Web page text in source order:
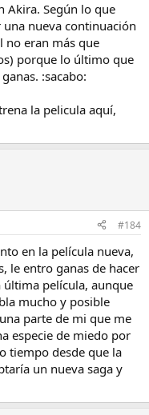
Akira. Según lo que
nueva continuación
no eran más que
porque lo último que
:sacabo:
la pelicula aquí,
#184
en la película nueva,
le entro ganas de hacer
última película, aunque
mucho y posible
parte de mi que me
especie de miedo por
tiempo desde que la
un nueva saga y